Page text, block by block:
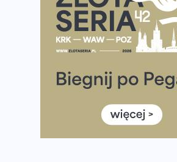
półmaratonem
Już w tę sobotę 35. Bieg Powstania
Wystartuje rekordowa liczba
poradnik przed startem
Ile razy w tygodniu biegać? 3 treningi
często biegać, żeby robić postępy
Już w ten weekend! Przed nami